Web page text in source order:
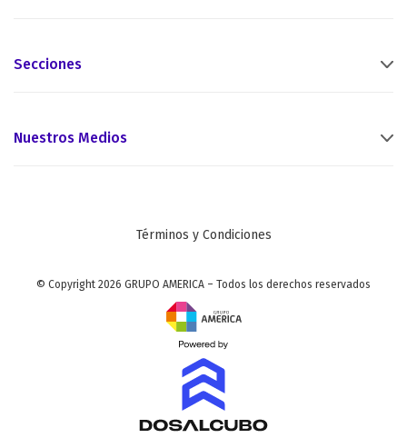
Secciones
Nuestros Medios
Términos y Condiciones
© Copyright 2026 GRUPO AMERICA – Todos los derechos reservados